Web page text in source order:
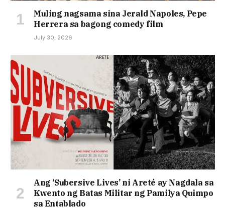
Muling nagsama sina Jerald Napoles, Pepe
Herrera sa bagong comedy film
July 30, 2026
Ang ‘Subersive Lives’ ni Areté ay Nagdala sa
Kwento ng Batas Militar ng Pamilya Quimpo
sa Entablado